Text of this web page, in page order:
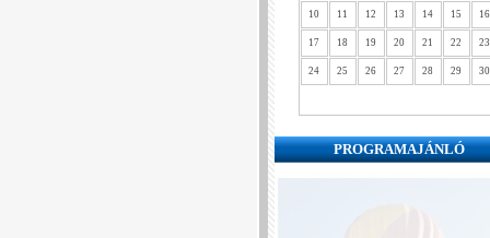
10 11 12 13 14 15 16
17 18 19 20 21 22 23
24 25 26 27 28 29 30
PROGRAMAJÁNLÓ